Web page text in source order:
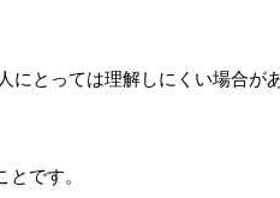
にとっては理解しにくい場合
です。